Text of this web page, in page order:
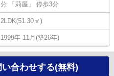
分 「苅屋」 停歩3分
2LDK(51.30㎡)
1999年 11月(築26年)
合わせする(無料)